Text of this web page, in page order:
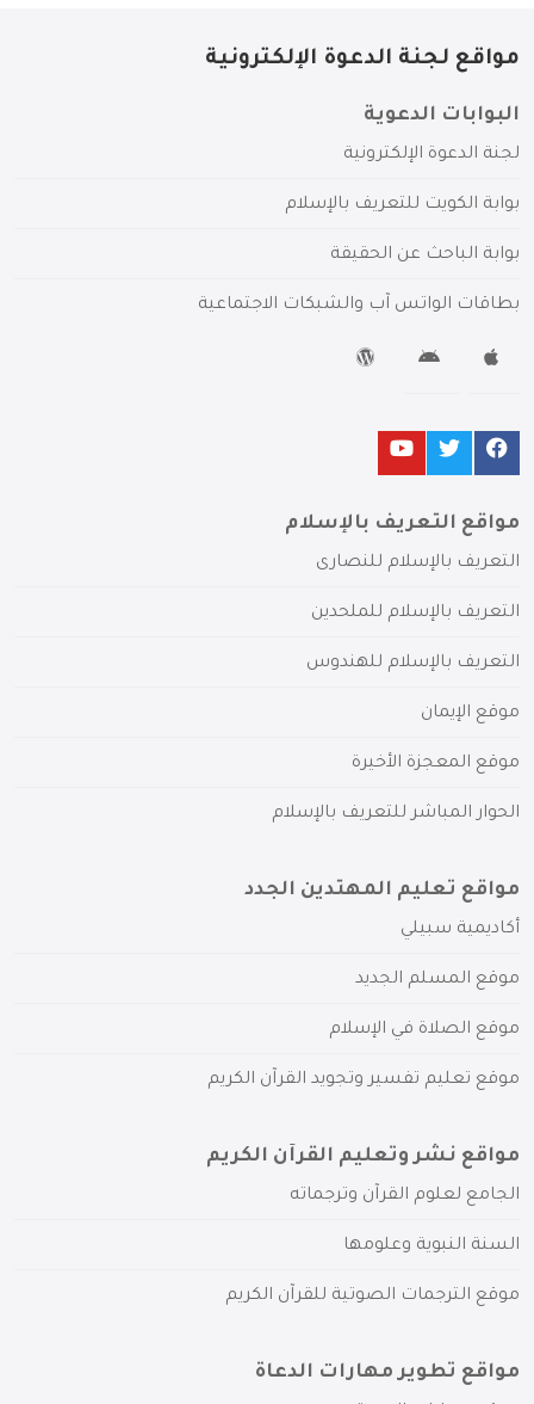
مواقع لجنة الدعوة الإلكترونية
البوابات الدعوية
لجنة الدعوة الإلكترونية
بوابة الكويت للتعريف بالإسلام
بوابة الباحث عن الحقيقة
بطاقات الواتس آب والشبكات الاجتماعية
مواقع التعريف بالإسلام
التعريف بالإسلام للنصارى
التعريف بالإسلام للملحدين
التعريف بالإسلام للهندوس
موقع الإيمان
موقع المعجزة الأخيرة
الحوار المباشر للتعريف بالإسلام
مواقع تعليم المهتدين الجدد
أكاديمية سبيلي
موقع المسلم الجديد
موقع الصلاة في الإسلام
موقع تعليم تفسير وتجويد القرآن الكريم
مواقع نشر وتعليم القرآن الكريم
الجامع لعلوم القرآن وترجماته
السنة النبوية وعلومها
موقع الترجمات الصوتية للقرآن الكريم
مواقع تطوير مهارات الدعاة